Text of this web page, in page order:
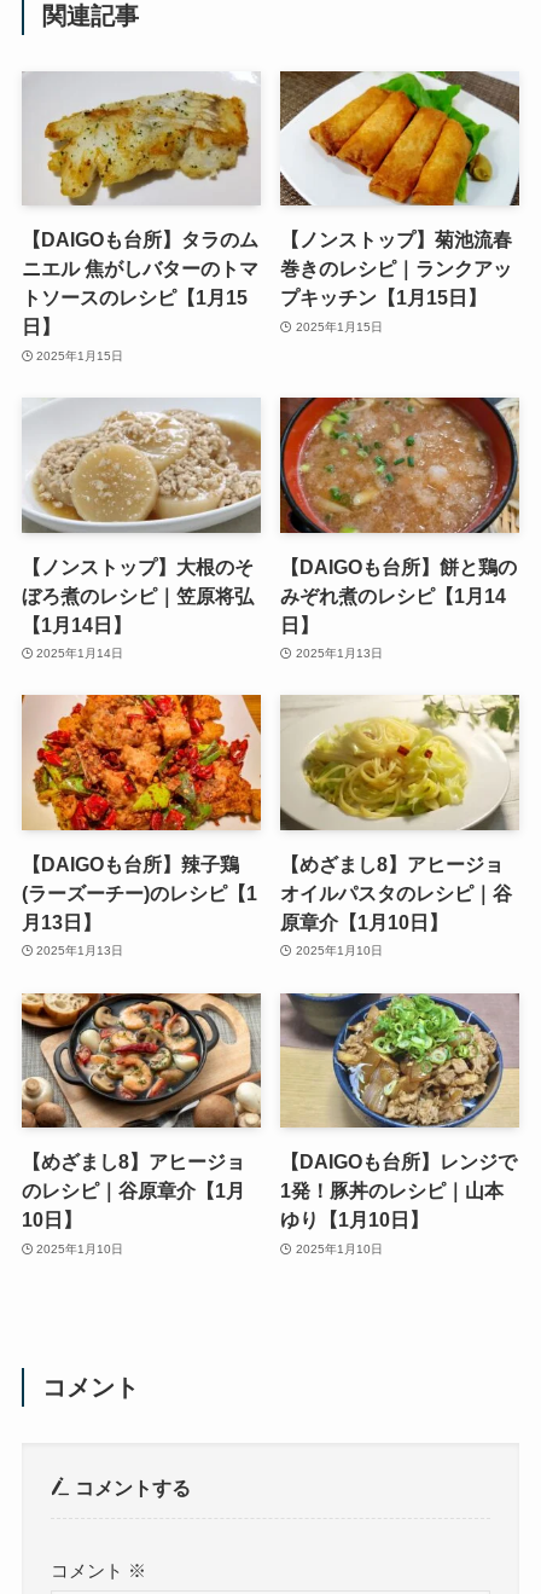
関連記事
【DAIGOも台所】タラのム
ニエル 焦がしバターのトマ
トソースのレシピ【1月15
日】
2025年1月15日
【ノンストップ】菊池流春
巻きのレシピ｜ランクアッ
プキッチン【1月15日】
2025年1月15日
【ノンストップ】大根のそ
ぼろ煮のレシピ｜笠原将弘
【1月14日】
2025年1月14日
【DAIGOも台所】餅と鶏の
みぞれ煮のレシピ【1月14
日】
2025年1月13日
【DAIGOも台所】辣子鶏
(ラーズーチー)のレシピ【1
月13日】
2025年1月13日
【めざまし8】アヒージョ
オイルパスタのレシピ｜谷
原章介【1月10日】
2025年1月10日
【めざまし8】アヒージョ
のレシピ｜谷原章介【1月
10日】
2025年1月10日
【DAIGOも台所】レンジで
1発！豚丼のレシピ｜山本
ゆり【1月10日】
2025年1月10日
コメント
コメントする
コメント ※